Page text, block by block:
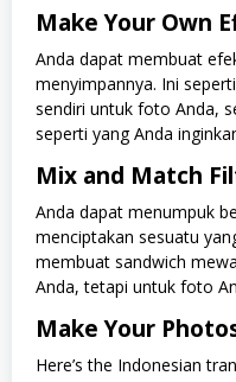
Make Your Own
Anda dapat membuat
menyimpannya. Ini
sendiri untuk foto Anda,
seperti yang Anda
Mix and Match
Anda dapat menumpuk
menciptakan sesuatu
membuat sandwich
Anda, tetapi untuk foto
Make Your
Here’s the Indonesian